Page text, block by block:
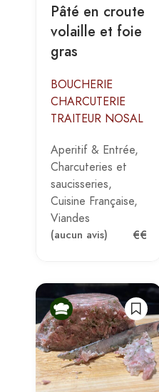
Pâté en croute
volaille et foie
gras
BOUCHERIE
CHARCUTERIE
TRAITEUR NOSAL
Aperitif & Entrée
Charcuteries et
saucisseries
Cuisine Française
Viandes
(aucun avis)
€€